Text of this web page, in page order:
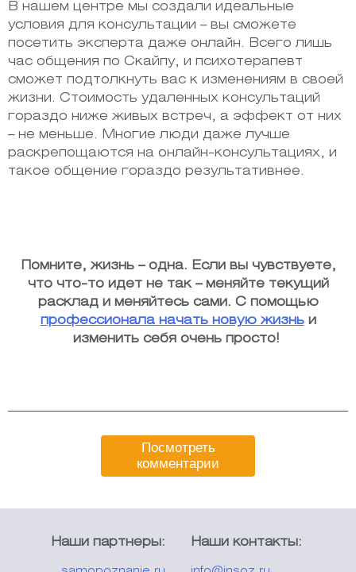
В нашем центре мы создали идеальные
условия для консультации – вы сможете
посетить эксперта даже онлайн. Всего лишь
час общения по Скайпу, и психотерапевт
сможет подтолкнуть вас к изменениям в своей
жизни. Стоимость удаленных консультаций
гораздо ниже живых встреч, а эффект от них
– не меньше. Многие люди даже лучше
раскрепощаются на онлайн-консультациях, и
такое общение гораздо результативнее.
Помните, жизнь – одна. Если вы чувствуете,
что что-то идет не так – меняйте текущий
расклад и меняйтесь сами. С помощью
профессионала начать новую жизньи
изменить себя очень просто!
Посмотреть
комментарии
Наши партнеры: Наши контакты: